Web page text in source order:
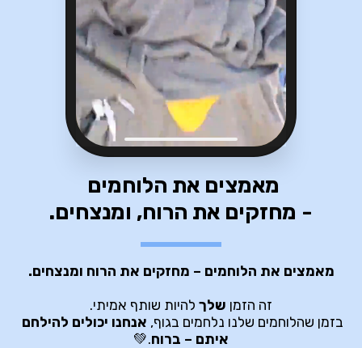
מאמצים את הלוחמים
- מחזקים את הרוח, ומנצחים.
מאמצים את הלוחמים – מחזקים את הרוח ומנצחים.
זה הזמן שלך להיות שותף אמיתי.
בזמן שהלוחמים שלנו נלחמים בגוף,
איתם – ברוח.💚